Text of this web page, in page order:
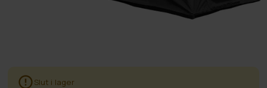
Slut i lager